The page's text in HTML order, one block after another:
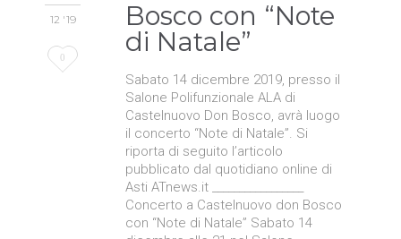
12 '19
Love
0
Bosco con “Note
di Natale”
Sabato 14 dicembre 2019, presso il
Salone Polifunzionale ALA di
Castelnuovo Don Bosco, avrà luogo
il concerto “Note di Natale”. Si
riporta di seguito l’articolo
pubblicato dal quotidiano online di
Asti ATnews.it _________________
Concerto a Castelnuovo don Bosco
con “Note di Natale” Sabato 14